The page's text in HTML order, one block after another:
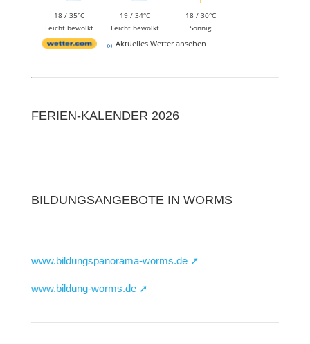
18 / 35°C
Leicht bewölkt
19 / 34°C
Leicht bewölkt
18 / 30°C
Sonnig
Aktuelles Wetter ansehen
FERIEN-KALENDER 2026
BILDUNGSANGEBOTE IN WORMS
www.bildungspanorama-worms.de ➚
www.bildung-worms.de ➚